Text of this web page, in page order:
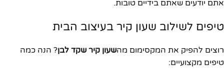
אתם יודעים שאתם בידיים טובות.
טיפים לשילוב שעון קיר בעיצוב הבית
רוצים להפיק את המקסימום מהשעון קיר שקד לבן? הנה כמה
טיפים מקצועיים: